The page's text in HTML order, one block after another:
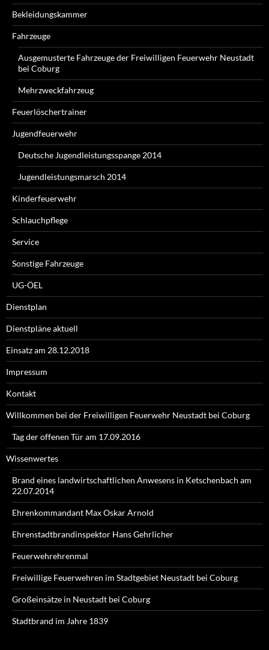
Bekleidungskammer
Fahrzeuge
Ausgemusterte Fahrzeuge der Freiwilligen Feuerwehr Neustadt
bei Coburg
Mehrzweckfahrzeug
Feuerlöschertrainer
Jugendfeuerwehr
Deutsche Jugendleistungsspange 2014
Jugendleistungsmarsch 2014
Kinderfeuerwehr
Schlauchpflege
Service
Sonstige Fahrzeuge
UG-ÖEL
Dienstplan
Dienstpläne aktuell
Einsatz am 28.12.2018
Impressum
Kontakt
Willkommen bei der Freiwilligen Feuerwehr Neustadt bei Coburg
Tag der offenen Tür am 17.09.2016
Wissenwertes
Brand eines landwirtschaftlichen Anwesens in Ketschenbach am
22.07.2014
Ehrenkommandant Max Oskar Arnold
Ehrenstadtbrandinspektor Hans Gehrlicher
Feuerwehrehrenmal
Freiwillige Feuerwehren im Stadtgebiet Neustadt bei Coburg
Großeinsätze in Neustadt bei Coburg
Stadtbrand im Jahre 1839